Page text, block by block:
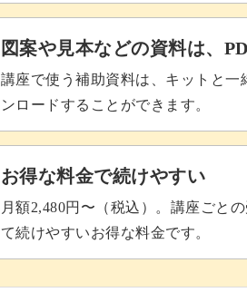
図案や見本などの資料は、
講座で使う補助資料は、キットと一
ンロードすることができます。
お得な料金で続けやすい
月額2,480円〜（税込）。講座ごと
て続けやすいお得な料金です。